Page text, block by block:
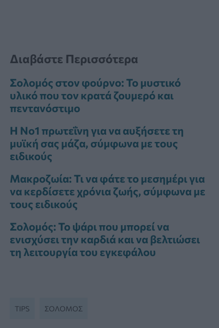
Διαβάστε Περισσότερα
Σολομός στον φούρνο: Το μυστικό
υλικό που τον κρατά ζουμερό και
πεντανόστιμο
Η Νο1 πρωτεΐνη για να αυξήσετε τη
μυϊκή σας μάζα, σύμφωνα με τους
ειδικούς
Μακροζωία: Τι να φάτε το μεσημέρι για
να κερδίσετε χρόνια ζωής, σύμφωνα με
τους ειδικούς
Σολομός: Το ψάρι που μπορεί να
ενισχύσει την καρδιά και να βελτιώσει
τη λειτουργία του εγκεφάλου
TIPS ΣΟΛΟΜΌΣ